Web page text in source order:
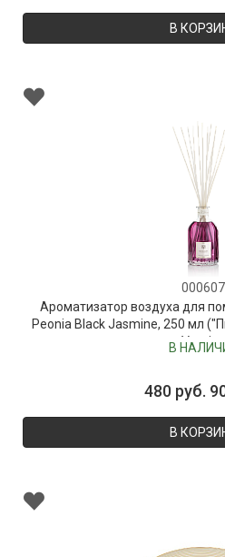
В
000607
Ароматизатор воздуха для
Peonia Black Jasmine, 250 мл
Vranjes
В
480 руб.
В